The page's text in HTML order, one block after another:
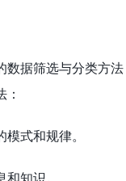
据筛选与分类方
式和规律。
知识。